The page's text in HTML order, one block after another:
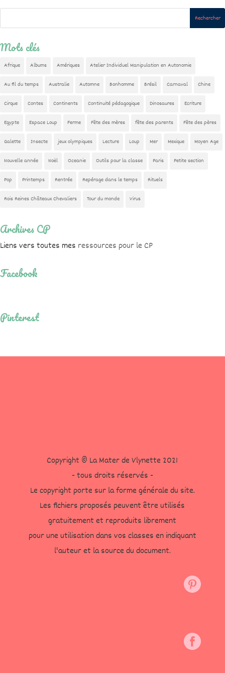
Mots clés
Afrique Albums Amériques Atelier Individuel Manipulation en Autonomie
Au fil du temps Australie Automne Bonhomme Brésil Carnaval Chine
Cirque Contes Continents Continuité pédagogique Dinosaures Ecriture
Egypte Espace Loup Ferme Fête des mères fête des parents Fête des pères
Galette Insecte jeux olympiques Lecture Loup Mer Mexique Moyen Age
Nouvelle année Noël Oceanie Outils pour la classe Paris Petite section
Pop Printemps Rentrée Repérage dans le temps Rituels
Rois Reines Châteaux Chevaliers Tour du monde Virus
Archives CP
Liens vers toutes mes ressources pour le CP
Facebook
Pinterest
Copyright © La Mater de Vlynette 2021
- tous droits réservés -
Le copyright porte sur la forme générale du site.
Les fichiers proposés peuvent être utilisés
gratuitement et reproduits librement
pour une utilisation dans vos classes en indiquant
l'auteur et la source du document.